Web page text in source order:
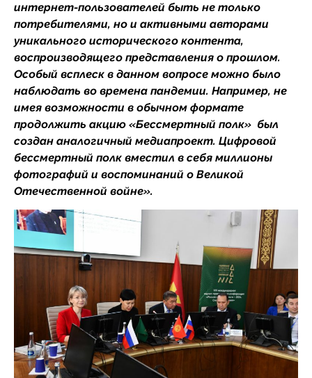
интернет-пользователей быть не только
потребителями, но и активными авторами
уникального исторического контента,
воспроизводящего представления о прошлом.
Особый всплеск в данном вопросе можно было
наблюдать во времена пандемии. Например, не
имея возможности в обычном формате
продолжить акцию «Бессмертный полк» был
создан аналогичный медиапроект. Цифровой
бессмертный полк вместил в себя миллионы
фотографий и воспоминаний о Великой
Отечественной войне».